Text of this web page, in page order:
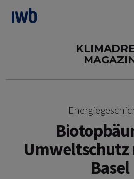
zum Main Content
Umweltschutz
Basel